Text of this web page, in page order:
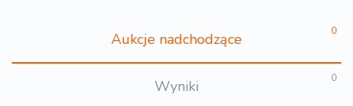
Aukcje nadchodzące 0
Wyniki 0